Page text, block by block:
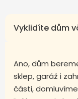
Vyklidíte dům
Ano, dům
sklep, garáž i
části,